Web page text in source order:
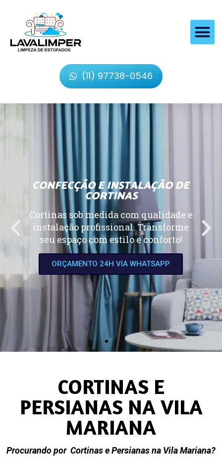
(11) 97738-0546
CONFECÇÃO E INSTALAÇÃO DE
PERSIANAS
Persianas sob medida, com instalação
profissional. Praticidade e elegância
para qualquer ambiente!
ORÇAMENTO 24H VIA WHATSAPP
CORTINAS E
PERSIANAS NA VILA
MARIANA
Procurando por Cortinas e Persianas na Vila Mariana?